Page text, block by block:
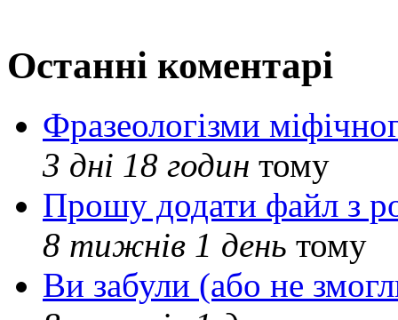
Останні коментарі
Фразеологізми
3 дні 18 годин тому
Прошу додати файл з
8 тижнів 1 день тому
Ви забули (або не